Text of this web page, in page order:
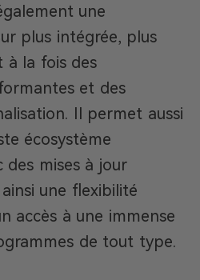
une
plus intégrée, plus
à la fois des
et des
Il permet aussi
écosystème
des mises à jour
une flexibilité
accès à une immense
de tout type.